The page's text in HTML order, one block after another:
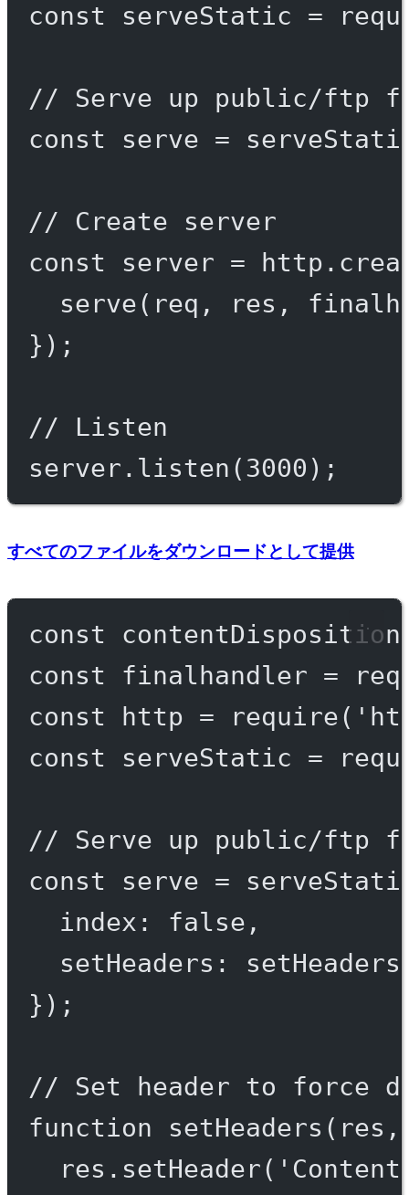
const
serveStatic =
// Serve up public/ftp
const
serve =
// Create server
const
server = http.
serve(req, res,
});
// Listen
server. listen (3000 );
すべてのファイルをダウンロードとして提供
const
contentDisposition
const
finalhandler =
const
http = require(
const
serveStatic =
// Serve up public/ftp
const
serve =
index: false ,
setHeaders:
});
// Set header to force
function
setHeaders ( res
res. setHeader(